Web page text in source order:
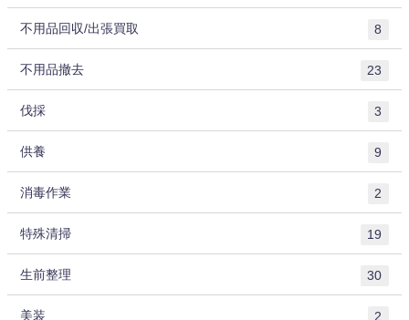
不用品回収/出張買取 8
不用品撤去 23
伐採 3
供養 9
消毒作業 2
特殊清掃 19
生前整理 30
美装 2